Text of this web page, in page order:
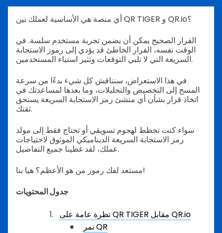
أي منصة هي الأساسية لعملك بين QR TIGER و QR.io؟
القرار الصحيح يمكن أن يضمن تجربة مستخدم سلسة. في
الوقت نفسه، القرار الخاطئ قد يؤدي إلى رموز الاستجابة
السريعة التي لا تلبي التوقعات وتثير استياء المستخدمين.
في هذا الاستعراض، سنناقش كل شيء بدءًا من سرعة
المسح إلى التخصيص والتحليلات، وما بعدها لمساعدتك في
اتخاذ قرار بشأن أي منشئ رمز الاستجابة السريعة يستحق
ثقتك.
سواء كنت تخطط لهجوم تسويقي أو تحتاج فقط إلى مولد
رمز الاستجابة السريعة الديناميكي الموثوق لاحتياجات
عملك، لقد غطينا جميع التفاصيل.
مستعد لفك رموز من هو الأعظم؟ هيا بنا!
جدول المحتويات
نظرة عامة على QR TIGER مقابل QR.io
نمر QR